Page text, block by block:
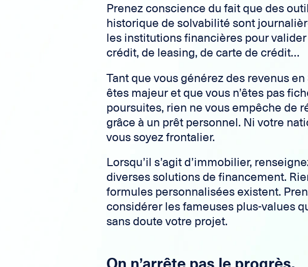
Prenez conscience du fait que des
historique de solvabilité sont
les institutions financières pour
crédit, de leasing, de carte de crédit…
Tant que vous générez des revenus
êtes majeur et que vous n’êtes pas
poursuites, rien ne vous empêche de
grâce à un prêt personnel. Ni votre
vous soyez frontalier.
Lorsqu’il s’agit d’immobilier,
diverses solutions de financement.
formules personnalisées existent.
considérer les fameuses plus-values
sans doute votre projet.